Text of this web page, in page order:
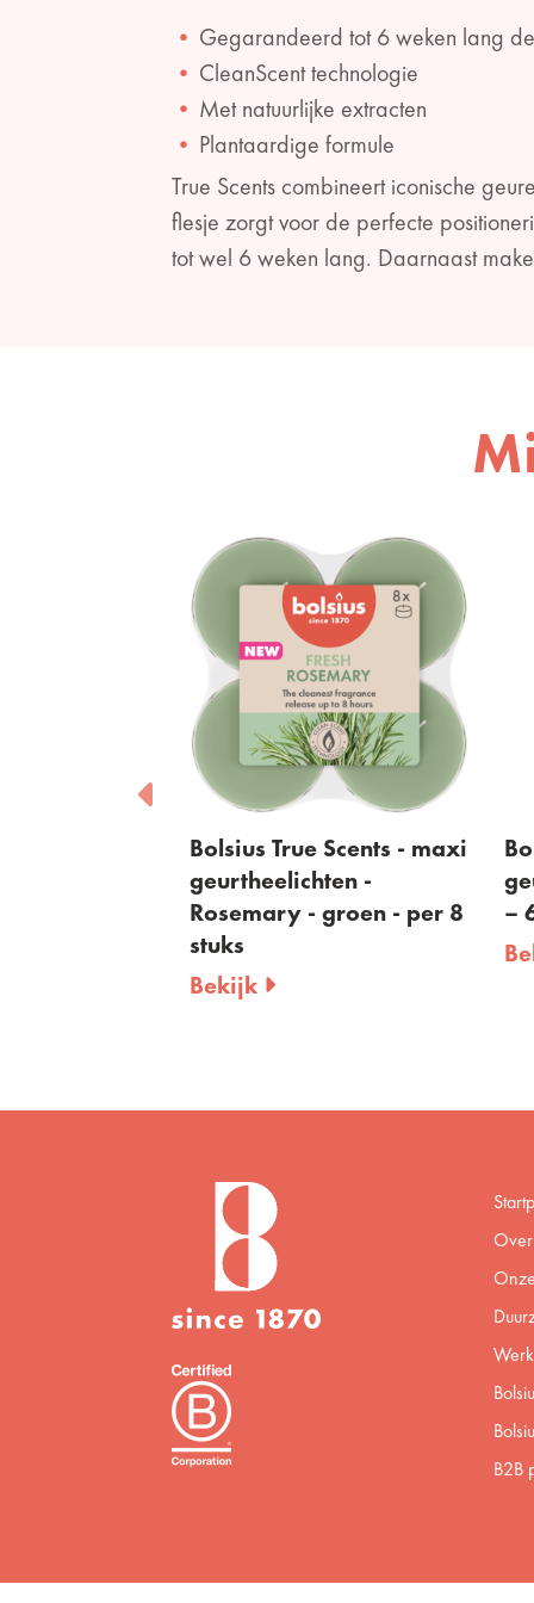
Gegarandeerd tot 6 weken lang
CleanScent technologie
Met natuurlijke extracten
Plantaardige formule
True Scents combineert iconische
flesje zorgt voor de perfecte
tot wel 6 weken lang. Daarnaast
Bolsius True Scents - maxi
geurtheelichten -
Rosemary - groen - per 8
stuks
Bekijk
–
Over
B2B